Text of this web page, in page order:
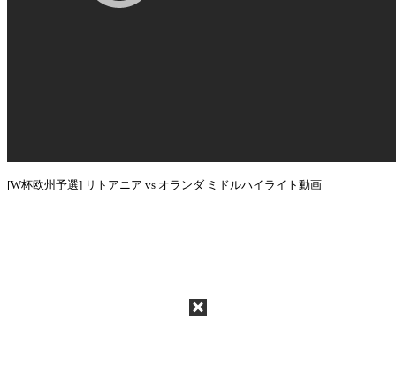
[W杯欧州予選] リトアニア vs オランダ ミドルハイライト動画